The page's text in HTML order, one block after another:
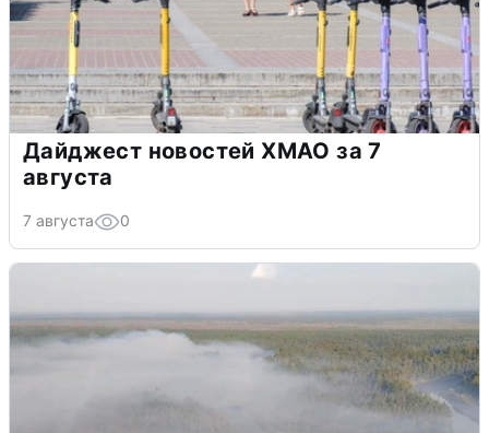
Дайджест новостей ХМАО за 7
августа
7 августа 0